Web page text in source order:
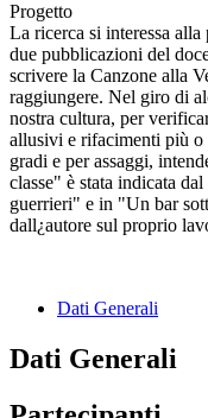
Progetto
La ricerca si interessa
due pubblicazioni del
scrivere la Canzone alla
raggiungere. Nel giro di
nostra cultura, per
allusivi e rifacimenti più o
gradi e per assaggi,
classe" è stata indicata
guerrieri" e in "Un bar
dall¿autore sul proprio
Dati Generali
Dati Generali